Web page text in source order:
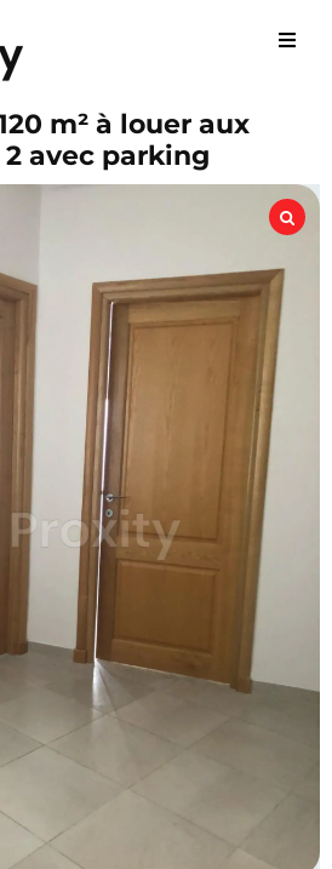
m² à louer aux
avec parking